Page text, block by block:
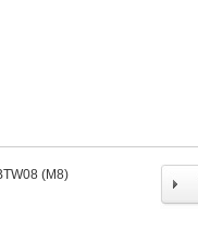
(M8)